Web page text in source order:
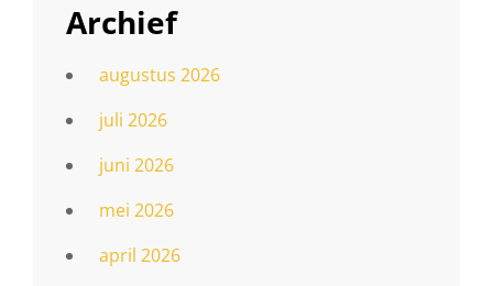
Archief
augustus 2026
juli 2026
juni 2026
mei 2026
april 2026